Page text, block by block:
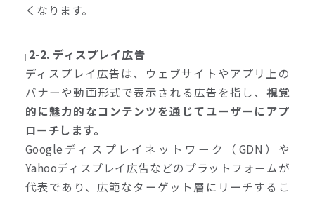
くなります。
2-2. ディスプレイ広告
ディスプレイ広告は、ウェブサイトやアプリ上の
バナーや動画形式で表示される広告を指し、 視覚
的に魅力的なコンテンツを通じてユーザーにアプ
ローチします。
Googleディスプレイネットワーク（GDN）や
Yahooディスプレイ広告などのプラットフォームが
代表であり、広範なターゲット層にリーチするこ